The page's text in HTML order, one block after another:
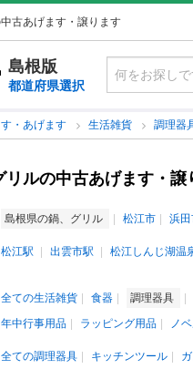
古あげます・譲ります
島根版
都道府県選択
・あげます 生活雑貨 調理器
リルの中古あげます・譲
島根県の鍋、グリル 松江市 浜
松江駅 出雲市駅 松江しんじ湖温
全ての生活雑貨 食器 調理器具
年中行事用品
ラッピング用品 ノ
全ての調理器具 キッチンツール